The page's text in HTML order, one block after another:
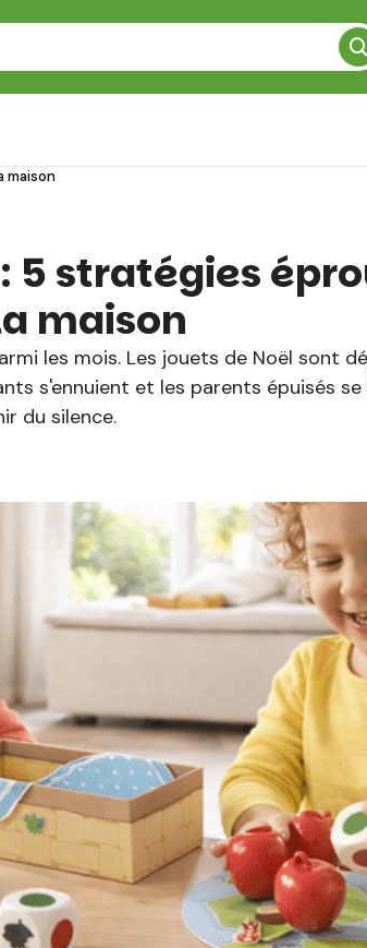
maison
5 stratégies
maison
les mois. Les jouets de Noël sont
s'ennuient et les parents épuisés
du silence.